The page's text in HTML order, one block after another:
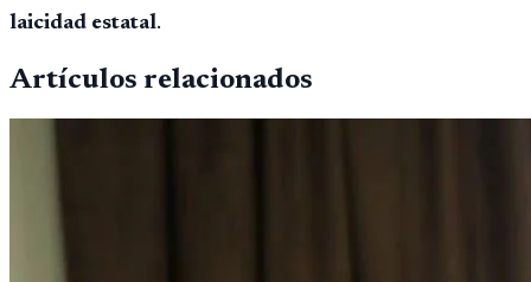
laicidad estatal.
Artículos relacionados